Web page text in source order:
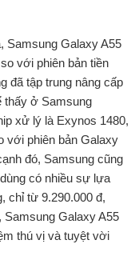
Samsung Galaxy A55
với phiên bản tiền
đã tập trung nâng cấp
thấy ở Samsung
xử lý là Exynos 1480,
với phiên bản Galaxy
đó, Samsung cũng
có nhiều sự lựa
chỉ từ 9.290.000 đ,
Galaxy A55
thú vị và tuyệt vời